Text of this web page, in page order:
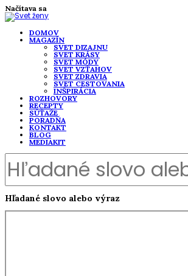
Načítava sa
DOMOV
MAGAZÍN
SVET DIZAJNU
SVET KRÁSY
SVET MÓDY
SVET VZŤAHOV
SVET ZDRAVIA
SVET CESTOVANIA
INŠPIRÁCIA
ROZHOVORY
RECEPTY
SÚŤAŽE
PORADŇA
KONTAKT
BLOG
MEDIAKIT
Hľadané slovo alebo výraz